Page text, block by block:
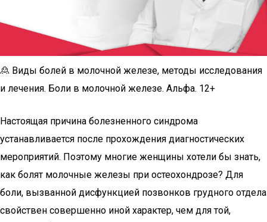
🙎 Виды болей в молочной железе, методы исследования
и лечения. Боли в молочной железе. Альфа. 12+
Настоящая причина болезненного синдрома
устанавливается после прохождения диагностических
мероприятий. Поэтому многие женщины хотели бы знать,
как болят молочные железы при остеохондрозе? Для
боли, вызванной дисфункцией позвонков грудного отдела
свойствен совершенно иной характер, чем для той,